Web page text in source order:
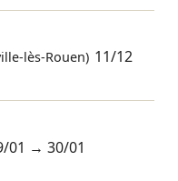
lès-Rouen) 11/12
01 →30/01